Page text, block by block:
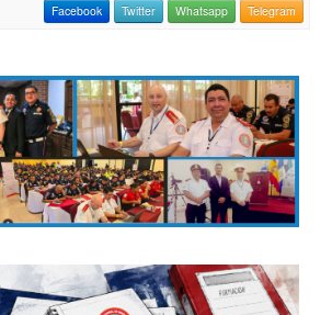
Facebook Twitter Whatsapp Telegram